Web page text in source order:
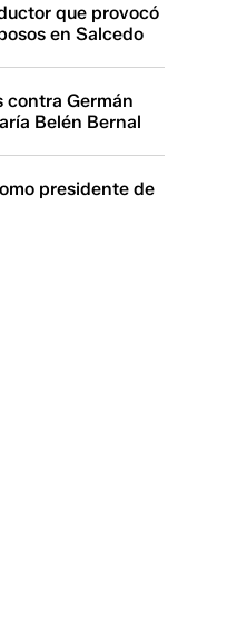
que provocó
en Salcedo
contra Germán
Belén Bernal
presidente de